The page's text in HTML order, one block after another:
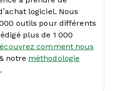
logiciel. Nous
outils pour différents
plus de 1 000
comment nous
notre méthodologie
.